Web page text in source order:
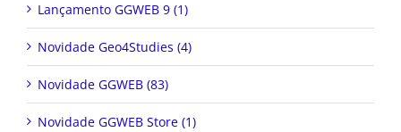
Lançamento GGWEB 9 (1)
Novidade Geo4Studies (4)
Novidade GGWEB (83)
Novidade GGWEB Store (1)